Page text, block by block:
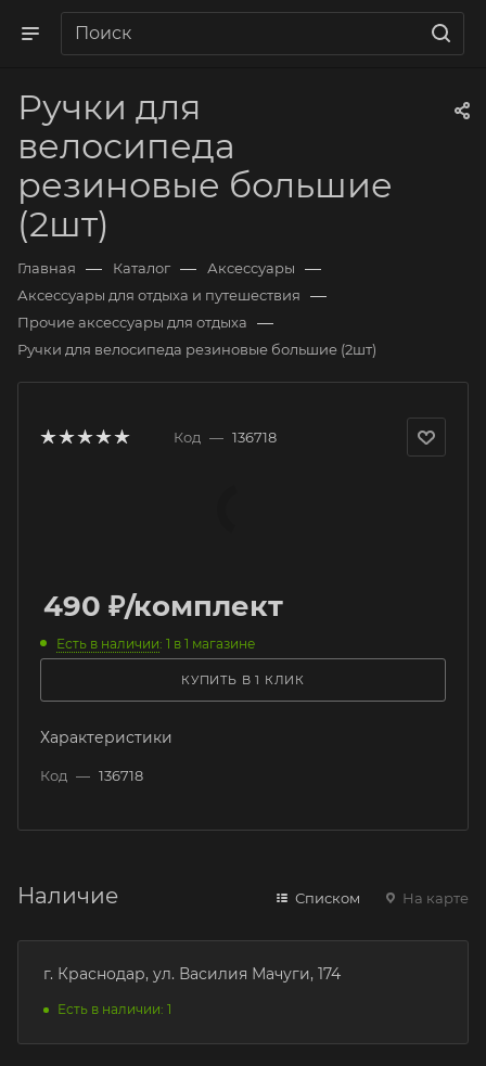
Ручки для
велосипеда
резиновые большие
(2шт)
Главная — Каталог — Аксессуары —
Аксессуары для отдыха и путешествия —
Прочие аксессуары для отдыха —
Ручки для велосипеда резиновые большие (2шт)
Код — 136718
490 ₽/комплект
Есть в наличии: 1 в 1 магазине
КУПИТЬ В 1 КЛИК
Характеристики
Код — 136718
Наличие Списком На карте
г. Краснодар, ул. Василия Мачуги, 174
Есть в наличии: 1